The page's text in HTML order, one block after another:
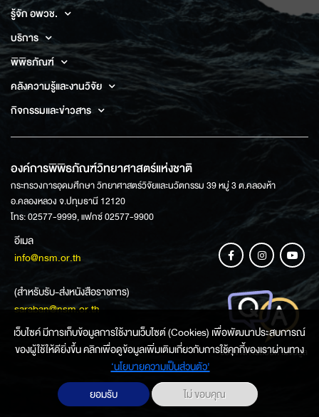
รู้จัก อพวช.
บริการ
พิพิธภัณฑ์
คลังความรู้และงานวิจัย
กิจกรรมและข่าวสาร
องค์การพิพิธภัณฑ์วิทยาศาสตร์แห่งชาติ
กระทรวงการอุดมศึกษา วิทยาศาสตร์วิจัยและนวัตกรรม 39 หมู่ 3 ต.คลองห้า
อ.คลองหลวง จ.ปทุมธานี 12120
โทร: 02577-9999, แฟกซ์ 02577-9900
อีเมล
info@nsm.or.th
(สำหรับรับ-ส่งหนังสือราชการ)
saraban@nsm.or.th
ช่องทางการสอบถามข้อมูล
เว็บไซค์ มีการเก็บข้อมูลการใช้งานเว็บไซต์ (Cookies) เพื่อพัฒนาประสบการณ์
ของผู้ใช้ให้ดียิ่งขึ้น คลิกเพื่อดูข้อมูลเพิ่มเติมเกี่ยวกับการใช้คุกกี้ของเราผ่านทาง
‘นโยบายความเป็นส่วนตัว'
ยอมรับ
ไม่ ขอบคุณ